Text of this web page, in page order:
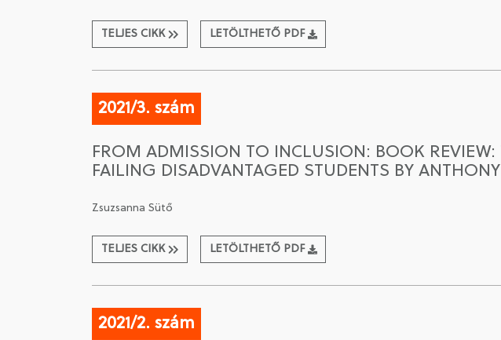
TELJES CIKK LETÖLTHETŐ PDF
2021/3. szám
FROM ADMISSION TO INCLUSION: BOOK
FAILING DISADVANTAGED STUDENTS BY
Zsuzsanna Sütő
TELJES CIKK LETÖLTHETŐ PDF
2021/2. szám